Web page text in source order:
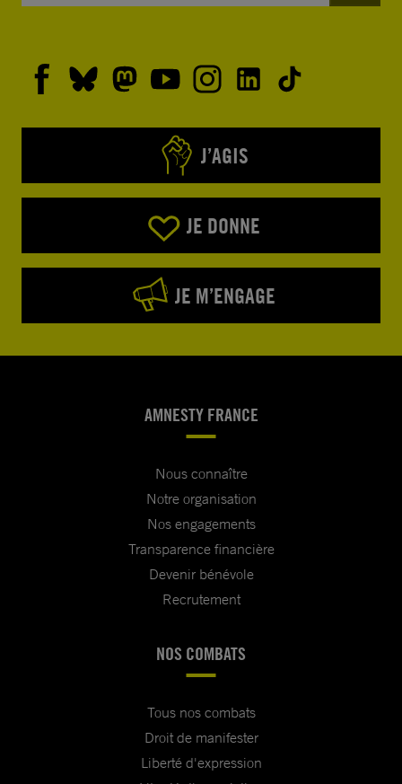
J’AGIS
JE DONNE
JE M’ENGAGE
AMNESTY FRANCE
Nous connaître
Notre organisation
Nos engagements
Transparence financière
Devenir bénévole
Recrutement
NOS COMBATS
Tous nos combats
Droit de manifester
Liberté d'expression